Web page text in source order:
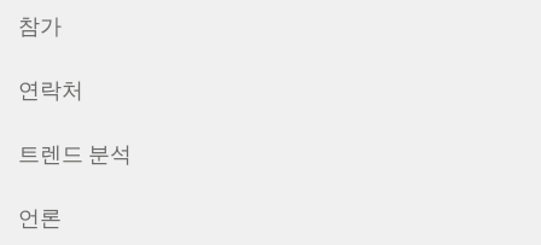
참가
연락처
트렌드 분석
언론